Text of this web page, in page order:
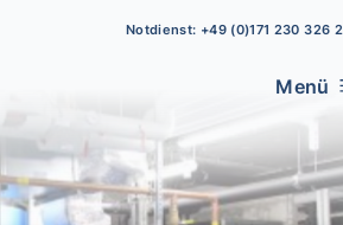
Notdienst: +49 (0)171 230 326 2
Menü